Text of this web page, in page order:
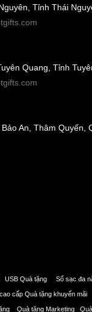
Tỉnh Thái
Quang, Tỉnh
An, Thâm Quyến,
USB Quà tặng Sổ sạc
cấp Quà tặng khuyến
Quà tặng Marketing